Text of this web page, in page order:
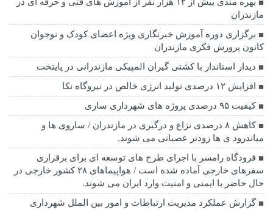
بهره مندی بیش از ۱۲ هزار نفر از آموزش های فنی و حرفه ای در
مازندران
برگزاری دوره آموزش خبرنگاری ویژه اعضای کودک و نوجوان
کانون پرورش فکری مازندران
دیدار استاندار با کشتی گیران المپیکی مازندرانی در پایتخت
افزایش ۱۲ درصدی تولید انرژی خالص در نیروگاه نکا
کیفیت ۹۵ درصدی پروژه های شهرداری ساری
کاهش ۸ درصدی نزاع و درگیری در مازندران / ساروی ها و
میاندرود ی ها زودتر عصبانی می شوند.
فرودگاه رامسر با اجرای طرح های توسعه ای برای برقراری
سفرهای خارجی آماده شده است / هواپیماهای ۲۸ کشور خارجی در
حال حاضر با ایمنی و امنیت وارد ایران می شوند.
گزارش عملکرد مدیریت ارتباطات و امور بین الملل شهرداری